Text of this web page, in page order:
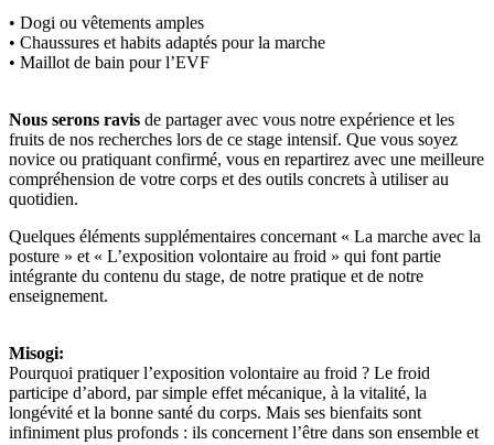
• Dogi ou vêtements amples
• Chaussures et habits adaptés pour la marche
• Maillot de bain pour l’EVF
Nous serons ravis de partager avec vous notre expérience et les
fruits de nos recherches lors de ce stage intensif. Que vous soyez
novice ou pratiquant confirmé, vous en repartirez avec une meilleure
compréhension de votre corps et des outils concrets à utiliser au
quotidien.
Quelques éléments supplémentaires concernant « La marche avec la
posture » et « L’exposition volontaire au froid » qui font partie
intégrante du contenu du stage, de notre pratique et de notre
enseignement.
Misogi:
Pourquoi pratiquer l’exposition volontaire au froid ? Le froid
participe d’abord, par simple effet mécanique, à la vitalité, la
longévité et la bonne santé du corps. Mais ses bienfaits sont
infiniment plus profonds : ils concernent l’être dans son ensemble et